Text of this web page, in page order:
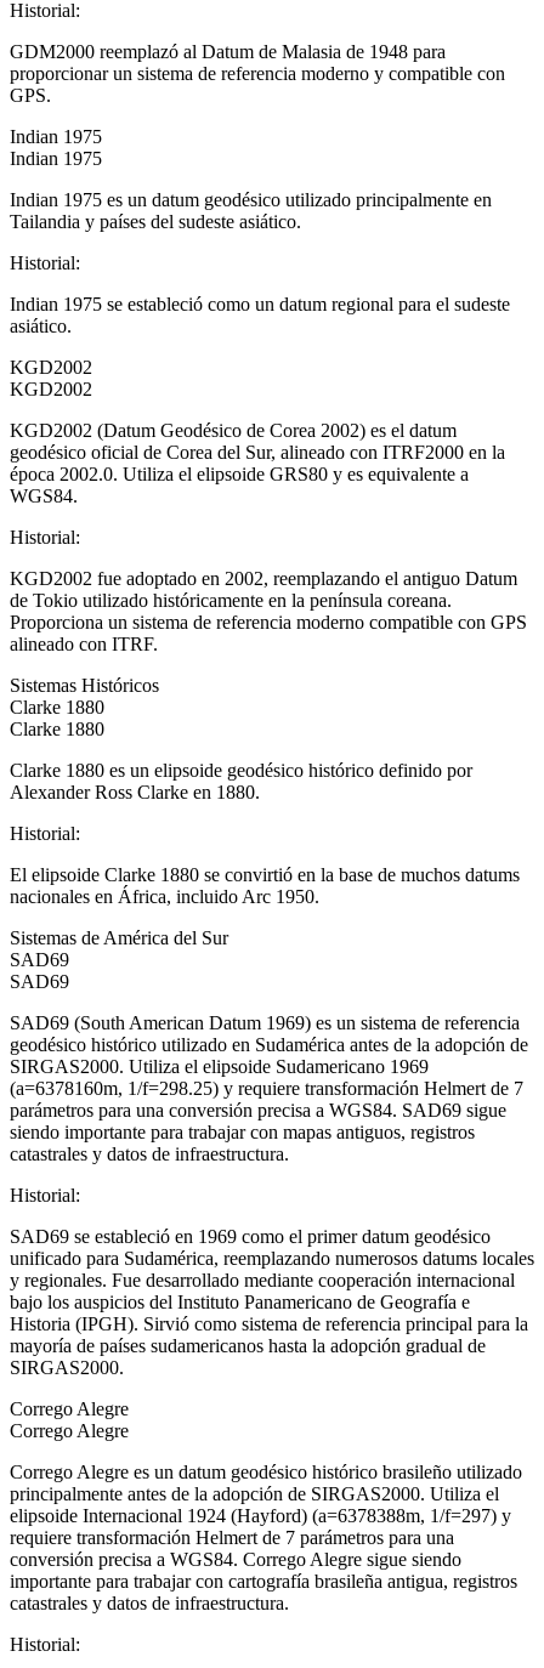
Historial:
GDM2000 reemplazó al Datum de Malasia de 1948 para
proporcionar un sistema de referencia moderno y compatible con
GPS.
Indian 1975
Indian 1975
Indian 1975 es un datum geodésico utilizado principalmente en
Tailandia y países del sudeste asiático.
Historial:
Indian 1975 se estableció como un datum regional para el sudeste
asiático.
KGD2002
KGD2002
KGD2002 (Datum Geodésico de Corea 2002) es el datum
geodésico oficial de Corea del Sur, alineado con ITRF2000 en la
época 2002.0. Utiliza el elipsoide GRS80 y es equivalente a
WGS84.
Historial:
KGD2002 fue adoptado en 2002, reemplazando el antiguo Datum
de Tokio utilizado históricamente en la península coreana.
Proporciona un sistema de referencia moderno compatible con GPS
alineado con ITRF.
Sistemas Históricos
Clarke 1880
Clarke 1880
Clarke 1880 es un elipsoide geodésico histórico definido por
Alexander Ross Clarke en 1880.
Historial:
El elipsoide Clarke 1880 se convirtió en la base de muchos datums
nacionales en África, incluido Arc 1950.
Sistemas de América del Sur
SAD69
SAD69
SAD69 (South American Datum 1969) es un sistema de referencia
geodésico histórico utilizado en Sudamérica antes de la adopción de
SIRGAS2000. Utiliza el elipsoide Sudamericano 1969
(a=6378160m, 1/f=298.25) y requiere transformación Helmert de 7
parámetros para una conversión precisa a WGS84. SAD69 sigue
siendo importante para trabajar con mapas antiguos, registros
catastrales y datos de infraestructura.
Historial:
SAD69 se estableció en 1969 como el primer datum geodésico
unificado para Sudamérica, reemplazando numerosos datums locales
y regionales. Fue desarrollado mediante cooperación internacional
bajo los auspicios del Instituto Panamericano de Geografía e
Historia (IPGH). Sirvió como sistema de referencia principal para la
mayoría de países sudamericanos hasta la adopción gradual de
SIRGAS2000.
Corrego Alegre
Corrego Alegre
Corrego Alegre es un datum geodésico histórico brasileño utilizado
principalmente antes de la adopción de SIRGAS2000. Utiliza el
elipsoide Internacional 1924 (Hayford) (a=6378388m, 1/f=297) y
requiere transformación Helmert de 7 parámetros para una
conversión precisa a WGS84. Corrego Alegre sigue siendo
importante para trabajar con cartografía brasileña antigua, registros
catastrales y datos de infraestructura.
Historial: